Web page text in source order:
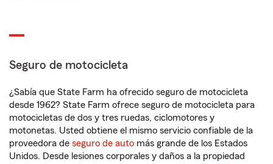
Seguro de motocicleta
¿Sabía que State Farm ha ofrecido seguro de motocicleta
desde 1962? State Farm ofrece seguro de motocicleta para
motocicletas de dos y tres ruedas, ciclomotores y
motonetas. Usted obtiene el mismo servicio confiable de la
proveedora de seguro de auto más grande de los Estados
Unidos. Desde lesiones corporales y daños a la propiedad